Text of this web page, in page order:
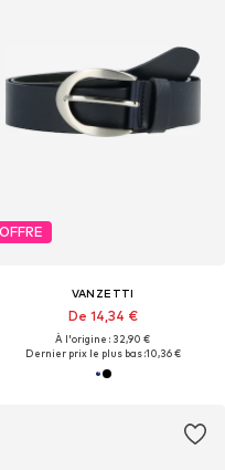
OFFRE
VANZETTI
De 14,34 €
À l'origine : 32,90 €
Dernier prix le plus bas :10,36 €